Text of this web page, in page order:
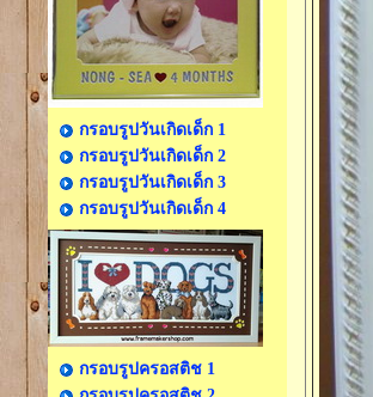
กรอบรูปวันเกิดเด็ก 1
กรอบรูปวันเกิดเด็ก 2
กรอบรูปวันเกิดเด็ก 3
กรอบรูปวันเกิดเด็ก 4
กรอบรูปครอสติช 1